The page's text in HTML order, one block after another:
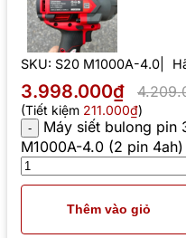
SKU: S20 M1000A-4.0
3.998.000₫
(Tiết kiệm 211.000₫)
Máy siết bulong pin
M1000A-4.0 (2 pin
Thêm vào giỏ